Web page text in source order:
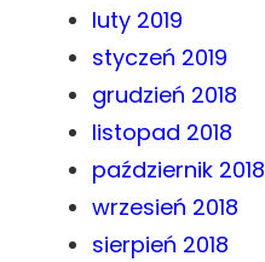
luty 2019
styczeń 2019
grudzień 2018
listopad 2018
październik 2018
wrzesień 2018
sierpień 2018